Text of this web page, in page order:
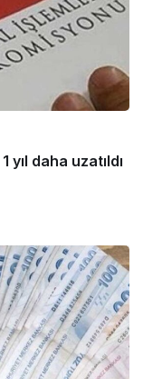
daha uzatıldı